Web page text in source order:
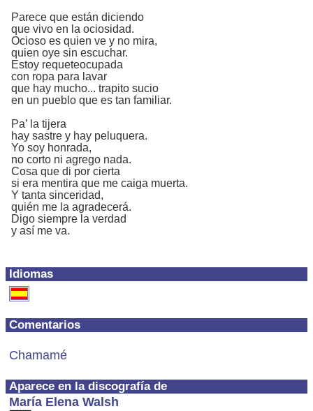
Idiomas
Comentarios
Chamamé
Aparece en la discografía de
María Elena Walsh
Parece que están diciendo
que vivo en la ociosidad.
Ocioso es quien ve y no mira,
quien oye sin escuchar.
Estoy requeteocupada
con ropa para lavar
que hay mucho... trapito sucio
en un pueblo que es tan familiar.
Pa’ la tijera
hay sastre y hay peluquera.
Yo soy honrada,
no corto ni agrego nada.
Cosa que di por cierta
si era mentira que me caiga muerta.
Y tanta sinceridad,
quién me la agradecerá.
Digo siempre la verdad
y así me va.